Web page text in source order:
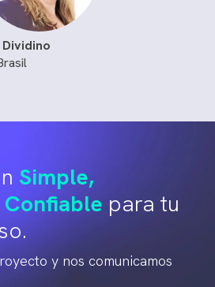
Dividino
Simple,
para tu
y nos comunicamos